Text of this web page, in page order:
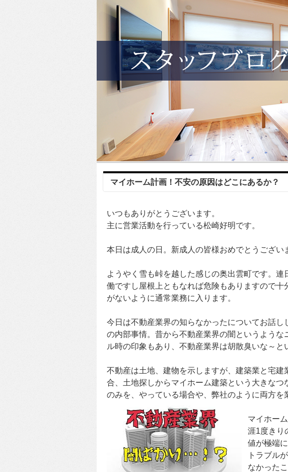
マイホーム計画！不安の原因はどこにあるか？
いつもありがとうございます。
主に営業活動を行っている松崎好明です。
本日は成人の日。新成人の皆様おめでとうござい
ようやく雪も峠を越した感じの奥出雲町です。
働ですし屋根上ともなれば危険もありますので
がないように通常業務に入ります。
今日は不動産業界の知らなかったについてお話
の内部事情。昔から不動産業界の闇というよう
ル時の印象もあり、不動産業界は胡散臭いな～
不動産は土地、建物を示しますが、建築業と宅
合、土地探しからマイホーム建築という大きな
のみを、やっている場合や、弊社のように両方を
マイホー
涯1度きり
値が極端
トラブル
なかった